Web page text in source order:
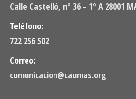
Calle Castelló, nº 36 – 1º A 28001
Teléfono:
722 256 502
Correo:
comunicacion@caumas.org